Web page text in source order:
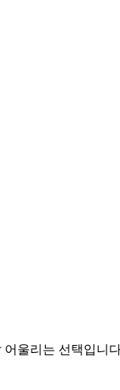
울리는 선택입